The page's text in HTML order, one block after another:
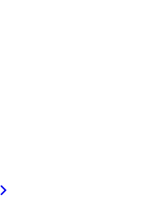
원, 상담이 너무 짧고
니다. 상담 자체는 진행되
기보다는 비교적 짧게 끝